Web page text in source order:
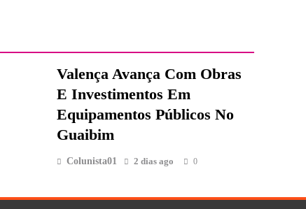
Valença Avança Com Obras
E Investimentos Em
Equipamentos Públicos No
Guaibim
Colunista01 2 dias ago 0